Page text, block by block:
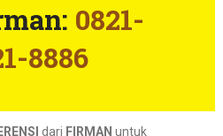
0821-
8886
dari FIRMAN untuk